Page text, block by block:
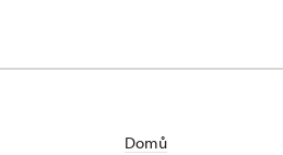
Domů